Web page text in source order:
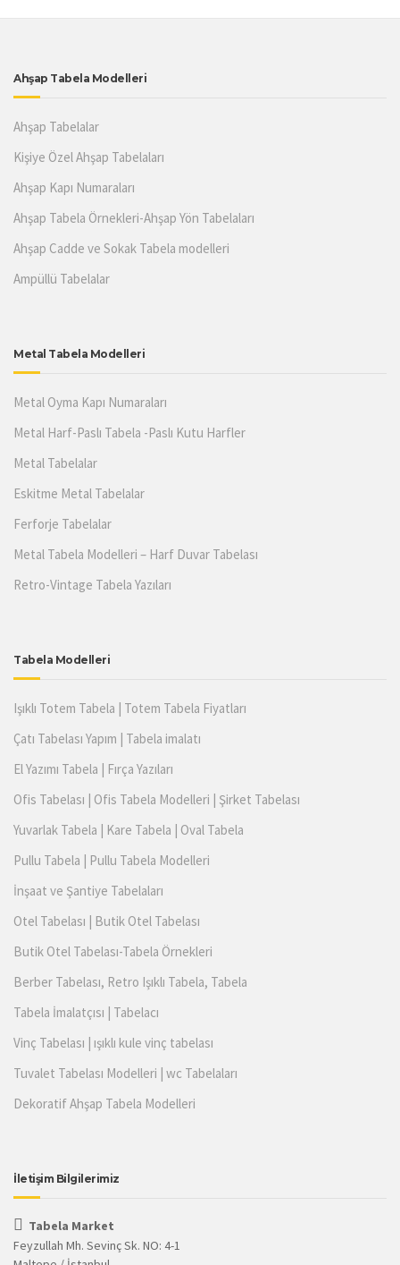
Ahşap Tabela Modelleri
Ahşap Tabelalar
Kişiye Özel Ahşap Tabelaları
Ahşap Kapı Numaraları
Ahşap Tabela Örnekleri-Ahşap Yön Tabelaları
Ahşap Cadde ve Sokak Tabela modelleri
Ampüllü Tabelalar
Metal Tabela Modelleri
Metal Oyma Kapı Numaraları
Metal Harf-Paslı Tabela -Paslı Kutu Harfler
Metal Tabelalar
Eskitme Metal Tabelalar
Ferforje Tabelalar
Metal Tabela Modelleri – Harf Duvar Tabelası
Retro-Vintage Tabela Yazıları
Tabela Modelleri
Işıklı Totem Tabela | Totem Tabela Fiyatları
Çatı Tabelası Yapım | Tabela imalatı
El Yazımı Tabela | Fırça Yazıları
Ofis Tabelası | Ofis Tabela Modelleri | Şirket Tabelası
Yuvarlak Tabela | Kare Tabela | Oval Tabela
Pullu Tabela | Pullu Tabela Modelleri
İnşaat ve Şantiye Tabelaları
Otel Tabelası | Butik Otel Tabelası
Butik Otel Tabelası-Tabela Örnekleri
Berber Tabelası, Retro Işıklı Tabela, Tabela
Tabela İmalatçısı | Tabelacı
Vinç Tabelası | ışıklı kule vinç tabelası
Tuvalet Tabelası Modelleri | wc Tabelaları
Dekoratif Ahşap Tabela Modelleri
İletişim Bilgilerimiz
Tabela Market
Feyzullah Mh. Sevinç Sk. NO: 4-1